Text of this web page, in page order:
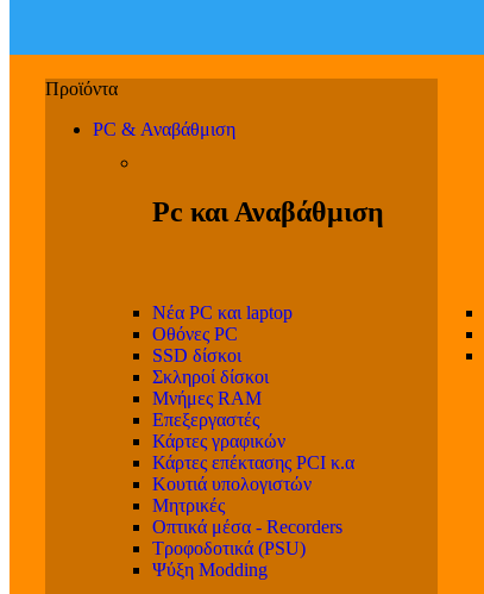
PC & Αναβάθμιση
Pc και Αναβάθμιση
Νέα PC και laptop
Οθόνες PC
SSD δίσκοι
Σκληροί δίσκοι
Μνήμες RAM
Επεξεργαστές
Κάρτες γραφικών
Κάρτες επέκτασης PCI κ.α
Κουτιά υπολογιστών
Μητρικές
Οπτικά μέσα - Recorders
Τροφοδοτικά (PSU)
Ψύξη Modding